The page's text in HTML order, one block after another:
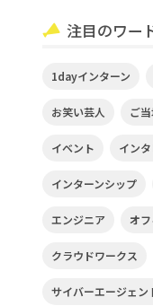
注目のワー
1dayインターン
お笑い芸人 ご
イベント イン
インターンシップ
エンジニア オフ
クラウドワークス
サイバーエージェン